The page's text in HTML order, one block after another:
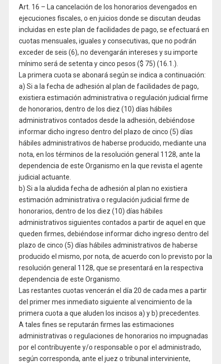
Art. 16 – La cancelación de los honorarios devengados en
ejecuciones fiscales, o en juicios donde se discutan deudas
incluidas en este plan de facilidades de pago, se efectuará en
cuotas mensuales, iguales y consecutivas, que no podrán
exceder de seis (6), no devengarán intereses y su importe
mínimo será de setenta y cinco pesos ($ 75) (16.1.).
La primera cuota se abonará según se indica a continuación:
a) Si a la fecha de adhesión al plan de facilidades de pago,
existiera estimación administrativa o regulación judicial firme
de honorarios, dentro de los diez (10) días hábiles
administrativos contados desde la adhesión, debiéndose
informar dicho ingreso dentro del plazo de cinco (5) días
hábiles administrativos de haberse producido, mediante una
nota, en los términos de la resolución general 1128, ante la
dependencia de este Organismo en la que revista el agente
judicial actuante.
b) Si a la aludida fecha de adhesión al plan no existiera
estimación administrativa o regulación judicial firme de
honorarios, dentro de los diez (10) días hábiles
administrativos siguientes contados a partir de aquel en que
queden firmes, debiéndose informar dicho ingreso dentro del
plazo de cinco (5) días hábiles administrativos de haberse
producido el mismo, por nota, de acuerdo con lo previsto por la
resolución general 1128, que se presentará en la respectiva
dependencia de este Organismo.
Las restantes cuotas vencerán el día 20 de cada mes a partir
del primer mes inmediato siguiente al vencimiento de la
primera cuota a que aluden los incisos a) y b) precedentes.
A tales fines se reputarán firmes las estimaciones
administrativas o regulaciones de honorarios no impugnadas
por el contribuyente y/o responsable o por el administrado,
según corresponda, ante el juez o tribunal interviniente,